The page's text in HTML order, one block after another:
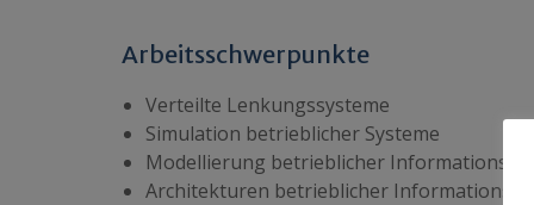
Arbeitsschwerpunkte
Verteilte Lenkungssysteme
Simulation betrieblicher Systeme
Modellierung betrieblicher
Architekturen betrieblicher